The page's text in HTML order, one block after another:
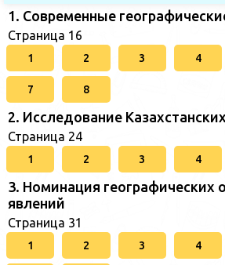
1. Современные
Страница 16
1 2 3 4
7 8
2. Исследование
Страница 24
1 2 3 4
3. Номинация географических
явлений
Страница 31
1 2 3 4